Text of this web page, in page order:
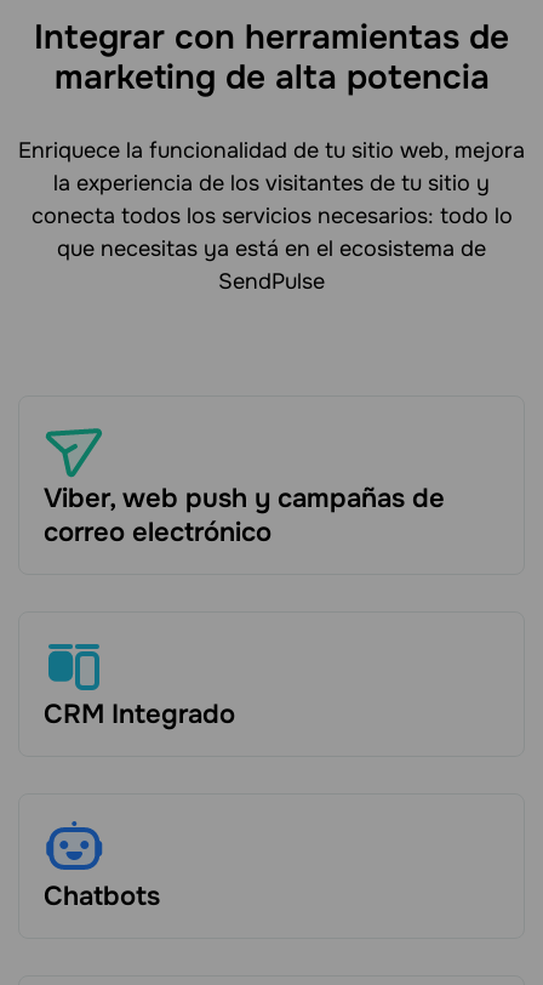
Integrar con herramientas de
marketing de alta potencia
Enriquece la funcionalidad de tu sitio web, mejora
la experiencia de los visitantes de tu sitio y
conecta todos los servicios necesarios: todo lo
que necesitas ya está en el ecosistema de
SendPulse
Viber, web push y campañas de
correo electrónico
CRM Integrado
Chаtbots